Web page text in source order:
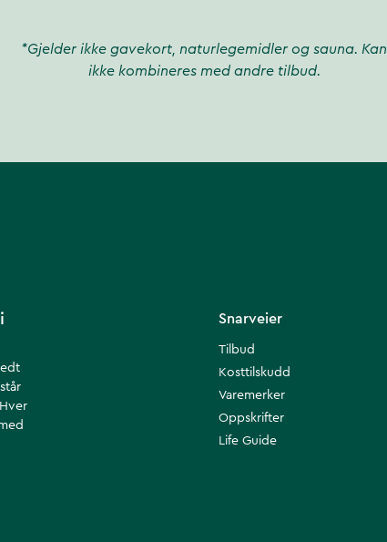
*Gjelder ikke gavekort, naturlegemidler og sauna. Kan
ikke kombineres med andre tilbud.
Snarveier
Tilbud
Kosttilskudd
Varemerker
Oppskrifter
Life Guide